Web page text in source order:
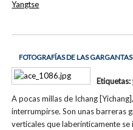
Yangtse
FOTOGRAFÍAS DE LAS
A pocas millas de Ichang
interrumpirse. Son unas barreras
verticales que laberínticamente
Etiquetas: